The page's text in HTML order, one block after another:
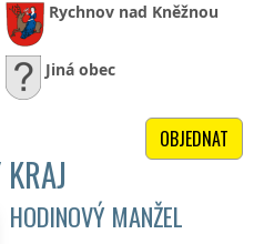
Rychnov nad Kněžnou
Jiná obec
OBJEDNAT
HODINOVÝ MANŽEL